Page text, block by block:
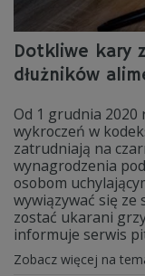
Dotkliwe kary
dłużników
Od 1 grudnia
wykroczeń w
zatrudniają na
wynagrodzenia
osobom
wywiązywać się ze
zostać ukarani
informuje serwis
Zobacz więcej na